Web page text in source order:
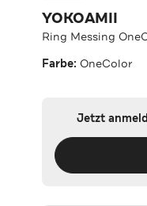
YOKOAMII
Ring Messing
Farbe: OneColor
Jetzt